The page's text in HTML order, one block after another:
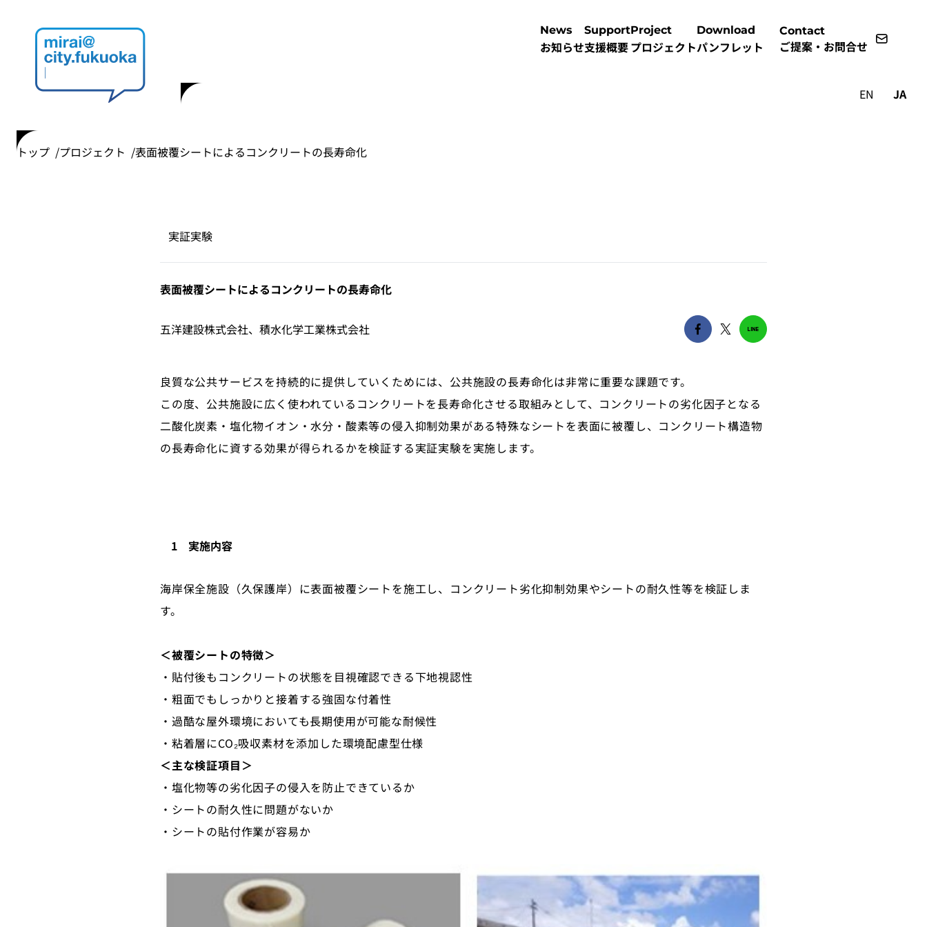
News
お知らせ
Support
支援概要
Project
プロジェクト
Download
パンフレット
Contact
ご提案・お問合せ
EN JA
トップ プロジェクト 表面被覆シートによるコンクリートの長寿命化
実証実験
表面被覆シートによるコンクリートの長寿命化
五洋建設株式会社、積水化学工業株式会社
良質な公共サービスを持続的に提供していくためには、公共施設の長寿命化は非常に重要な課題です。
この度、公共施設に広く使われているコンクリートを長寿命化させる取組みとして、コンクリートの劣化因子となる
二酸化炭素・塩化物イオン・水分・酸素等の侵入抑制効果がある特殊なシートを表面に被覆し、コンクリート構造物
の長寿命化に資する効果が得られるかを検証する実証実験を実施します。
1 実施内容
海岸保全施設（久保護岸）に表面被覆シートを施工し、コンクリート劣化抑制効果やシートの耐久性等を検証しま
す。
＜被覆シートの特徴＞
・貼付後もコンクリートの状態を目視確認できる下地視認性
・粗面でもしっかりと接着する強固な付着性
・過酷な屋外環境においても長期使用が可能な耐候性
・粘着層にCO₂吸収素材を添加した環境配慮型仕様
＜主な検証項目＞
・塩化物等の劣化因子の侵入を防止できているか
・シートの耐久性に問題がないか
・シートの貼付作業が容易か